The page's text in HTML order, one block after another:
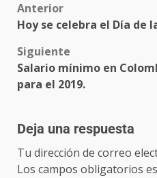
Anterior
Hoy se celebra el Día de
Siguiente
Salario mínimo en
para el 2019.
Deja una respuesta
Tu dirección de correo
Los campos obligatorios